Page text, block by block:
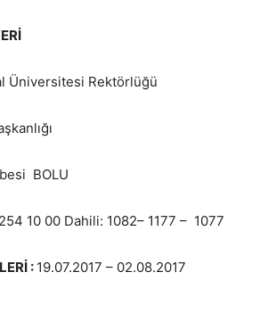
YERİ
Üniversitesi Rektörlüğü
BOLU
10 00 Dahili: 1082– 1177 – 1077
: 19.07.2017 – 02.08.2017